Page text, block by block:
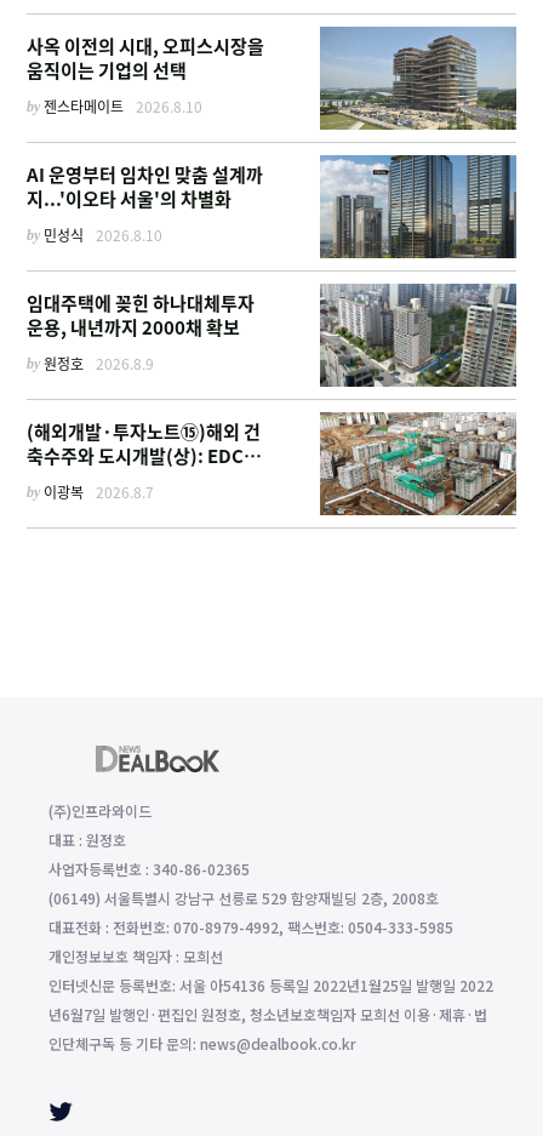
사옥 이전의 시대, 오피스시장을
움직이는 기업의 선택
by젠스타메이트 2026.8.10
AI 운영부터 임차인 맞춤 설계까
지...'이오타 서울'의 차별화
by 민성식 2026.8.10
임대주택에 꽂힌 하나대체투자
운용, 내년까지 2000채 확보
by원정호 2026.8.9
(해외개발·투자노트⑮)해외 건
축수주와 도시개발(상): EDCF
부터 계열사 진출 위한 복합시설
까지
by 이광복 2026.8.7
(주)인프라와이드
대표 : 원정호
사업자등록번호 : 340-86-02365
(06149) 서울특별시 강남구 선릉로 529 함양재빌딩 2층, 2008호
대표전화 : 전화번호: 070-8979-4992, 팩스번호: 0504-333-5985
개인정보보호 책임자 : 모희선
인터넷신문 등록번호: 서울 아54136 등록일 2022년1월25일 발행일 2022
년6월7일 발행인·편집인 원정호, 청소년보호책임자 모희선 이용·제휴·법
인단체구독 등 기타 문의: news@dealbook.co.kr